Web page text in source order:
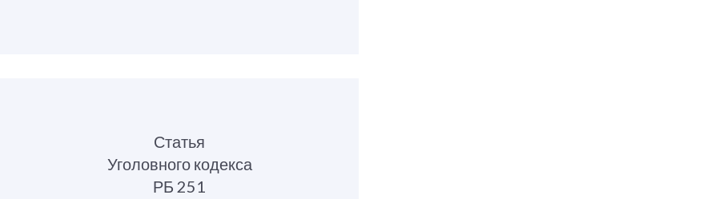
Статья
Уголовного кодекса
РБ 251